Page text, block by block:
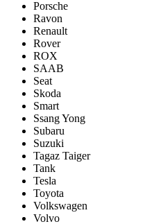
Porsсhe
Ravon
Renault
Rover
ROX
SAAB
Seat
Skoda
Smart
Ssang Yong
Subaru
Suzuki
Tagaz Taiger
Tank
Tesla
Toyota
Volkswagen
Volvo